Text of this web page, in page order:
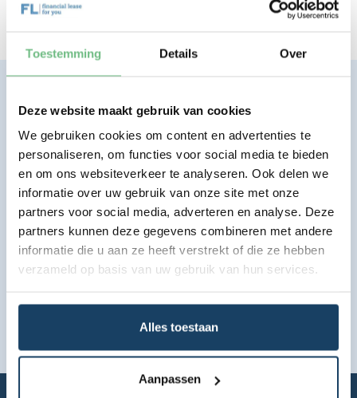
Toestemming Details Over
Deze website maakt gebruik van cookies
We gebruiken cookies om content en advertenties te
personaliseren, om functies voor social media te bieden
en om ons websiteverkeer te analyseren. Ook delen we
informatie over uw gebruik van onze site met onze
partners voor social media, adverteren en analyse. Deze
partners kunnen deze gegevens combineren met andere
informatie die u aan ze heeft verstrekt of die ze hebben
verzameld op basis van uw gebruik van hun services.
Alles toestaan
Aanpassen
Financial Lease.
Eenvoudig, transparant, vertrouwd.
Bekijk lease aanbod